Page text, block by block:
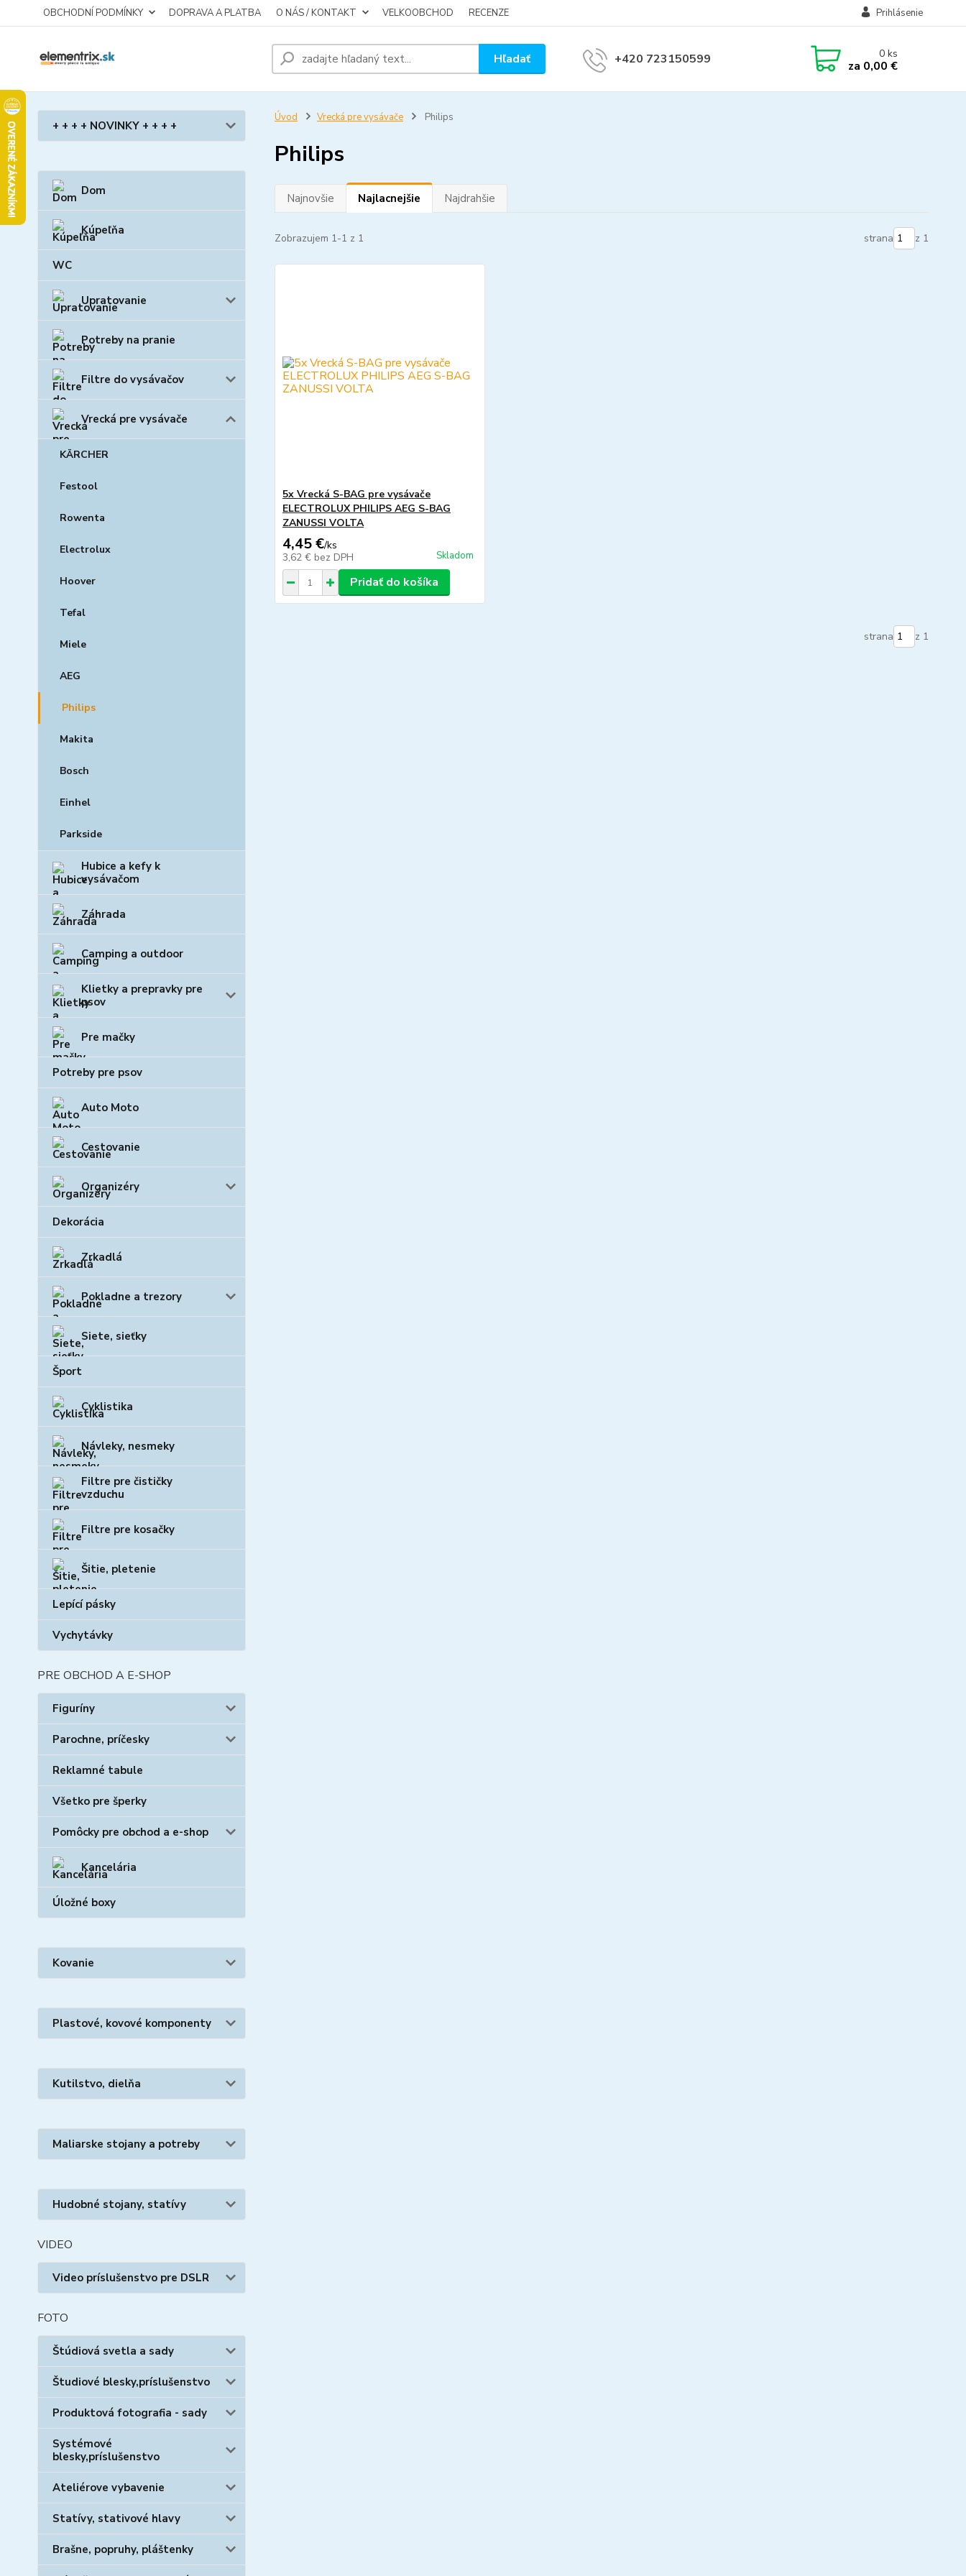
OBCHODNÍ PODMÍNKY DOPRAVA A PLATBA O NÁS / KONTAKT VELKOOBCHOD RECENZE Prihlásenie
Hľadať +420 723150599 0ks
za 0,00 €
+ + + + NOVINKY + + + +
Dom
Kúpeľňa
WC
Upratovanie
Potreby na pranie
Filtre do vysávačov
Vrecká pre vysávače
KÄRCHER
Festool
Rowenta
Electrolux
Hoover
Tefal
Miele
AEG
Philips
Makita
Bosch
Einhel
Parkside
Hubice a kefy k
vysávačom
Záhrada
Camping a outdoor
Klietky a prepravky pre
psov
Pre mačky
Potreby pre psov
Auto Moto
Cestovanie
Organizéry
Dekorácia
Zrkadlá
Pokladne a trezory
Siete, sieťky
Šport
Cyklistika
Návleky, nesmeky
Filtre pre čističky
vzduchu
Filtre pre kosačky
Šitie, pletenie
Lepící pásky
Vychytávky
PRE OBCHOD A E-SHOP
Figuríny
Parochne, príčesky
Reklamné tabule
Všetko pre šperky
Pomôcky pre obchod a e-shop
Kancelária
Úložné boxy
Kovanie
Plastové, kovové komponenty
Kutilstvo, dielňa
Maliarske stojany a potreby
Hudobné stojany, statívy
VIDEO
Video príslušenstvo pre DSLR
FOTO
Štúdiová svetla a sady
Študiové blesky,príslušenstvo
Produktová fotografia - sady
Systémové
blesky,príslušenstvo
Ateliérove vybavenie
Statívy, stativové hlavy
Brašne, popruhy, pláštenky
Úvod Vrecká pre vysávače Philips
Philips
Najnovšie Najlacnejšie Najdrahšie
Zobrazujem 1-1 z 1 strana z 1
5x Vrecká S-BAG pre vysávače
ELECTROLUX PHILIPS AEG S-BAG
ZANUSSI VOLTA
4,45 €/ks
3,62 € bez DPH Skladom
Pridať do košíka
strana z 1